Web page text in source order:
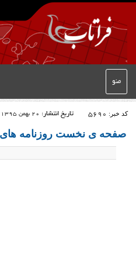
منو
کد خبر: 5690 تاریخ انتشار: 20 بهمن 1395 - 10:35
صفحه ی نخست روزنامه های